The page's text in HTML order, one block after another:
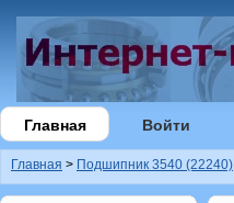
Главная Войти
Главная > Подшипник 3540 (22240)